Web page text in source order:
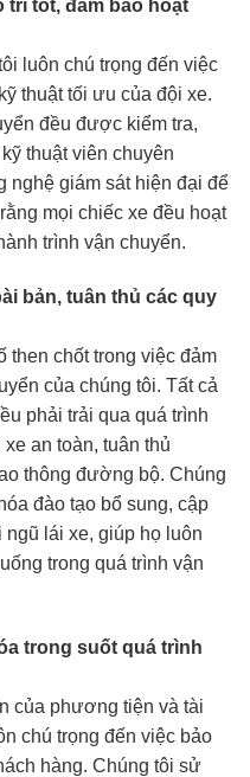
tốt, đảm bảo hoạt
luôn chú trọng đến việc
thuật tối ưu của đội xe.
đều được kiểm tra,
thuật viên chuyên
nghệ giám sát hiện đại để
mọi chiếc xe đều hoạt
trình vận chuyển.
bản, tuân thủ các quy
then chốt trong việc đảm
của chúng tôi. Tất cả
phải trải qua quá trình
an toàn, tuân thủ
thông đường bộ. Chúng
đào tạo bổ sung, cập
lái xe, giúp họ luôn
trong quá trình vận
trong suốt quá trình
của phương tiện và tài
chú trọng đến việc bảo
hàng. Chúng tôi sử